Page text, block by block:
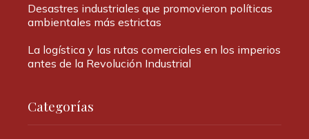
Desastres industriales que promovieron políticas
ambientales más estrictas
La logística y las rutas comerciales en los imperios
antes de la Revolución Industrial
Categorías